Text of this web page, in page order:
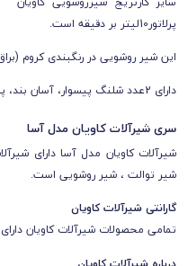
پرلاتور10لیتر بر دقیقه است.
این شیر روشویی در رنگبندی کروم
دارای 2عدد شلنگ پیسوار، آسان بند، پایه برنجی جهت نصب می باشد.
سری شیرآلات کاویان مدل آسا
شیرآلات کاویان مدل آسا دارای
شیر توالت ، شیر روشویی است.
گارانتی شیرآلات کاویان
تمامی محصولات شیرآلات کاویان دارای 5 سال گارانتی و خدمات پس از فروش است.